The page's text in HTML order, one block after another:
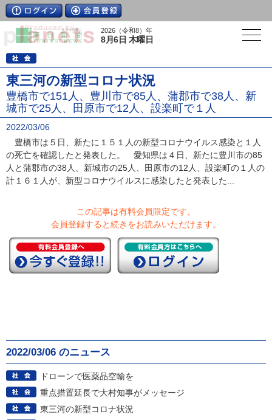
2026（令和8）年
8月6日 木曜日
東三河の新型コロナ状況
豊橋市で151人、豊川市で85人、蒲郡市で38人、新
城市で25人、田原市で12人、設楽町で１人
2022/03/06
豊橋市は５日、新たに１５１人の新型コロナウイルス感染と１人
の死亡を確認したと発表した。 愛知県は４日、新たに豊川市の85
人と蒲郡市の38人、新城市の25人、田原市の12人、設楽町の１人の
計１６１人が、新型コロナウイルスに感染したと発表した...
この記事は有料会員限定です。
会員登録すると続きをお読みいただけます。
2022/03/06 のニュース
ドローンで医薬品空輸を
重点措置延長で大村知事がメッセージ
東三河の新型コロナ状況